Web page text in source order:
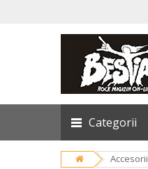
Categorii
Accesorii